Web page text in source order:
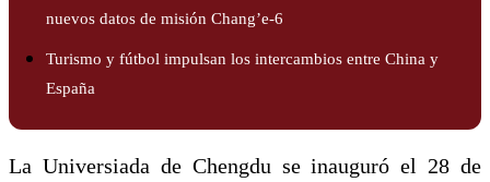
nuevos datos de misión Chang’e-6
Turismo y fútbol impulsan los intercambios entre China y
España
La Universiada de Chengdu se inauguró el 28 de